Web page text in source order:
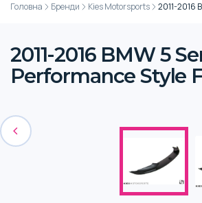
Головна Бренди Kies Motorsports 2011-2016
2011-2016 BMW 5
Performance Style